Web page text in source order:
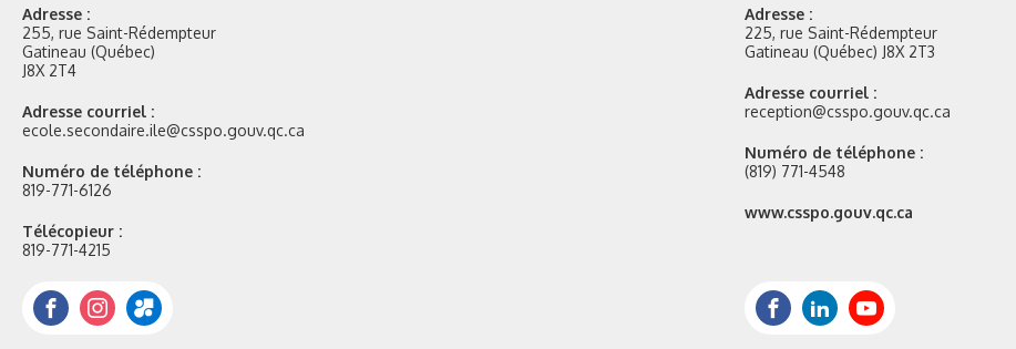
Adresse :
255, rue Saint-Rédempteur
Gatineau (Québec)
J8X 2T4
Adresse courriel :
ecole.secondaire.ile@csspo.gouv.qc.ca
Numéro de téléphone :
819-771-6126
Télécopieur :
819-771-4215
FacebookInstagram
Portail
Mozaik
Adresse :
225, rue Saint-Rédempteur
Gatineau (Québec) J8X 2T3
Adresse courriel :
reception@csspo.gouv.qc.ca
Numéro de téléphone :
(819) 771-4548
Site
www.csspo.gouv.qc.ca
FacebookLinkedInYoutube